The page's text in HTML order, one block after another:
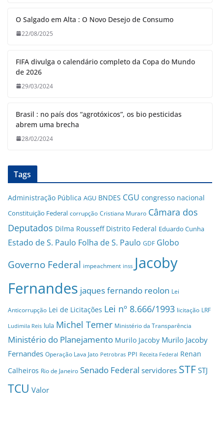
O Salgado em Alta : O Novo Desejo de Consumo
22/08/2025
FIFA divulga o calendário completo da Copa do Mundo
de 2026
29/03/2024
Brasil : no país dos “agrotóxicos”, os bio pesticidas
abrem uma brecha
28/02/2024
Tags
Administração Pública AGU BNDES CGU congresso nacional
Constituição Federal corrupção Cristiana Muraro Câmara dos
Deputados Dilma Rousseff Distrito Federal Eduardo Cunha
Estado de S. Paulo Folha de S. Paulo GDF Globo
Governo Federal impeachment inss Jacoby
Fernandes jaques fernando reolon Lei
Anticorrupção Lei de Licitações Lei nº 8.666/1993 licitação LRF
Ludimila Reis lula Michel Temer Ministério da Transparência
Ministério do Planejamento Murilo Jacoby Murilo Jacoby
Fernandes Operação Lava Jato Petrobras PPI Receita Federal Renan
Calheiros Rio de Janeiro Senado Federal servidores STF STJ
TCU Valor